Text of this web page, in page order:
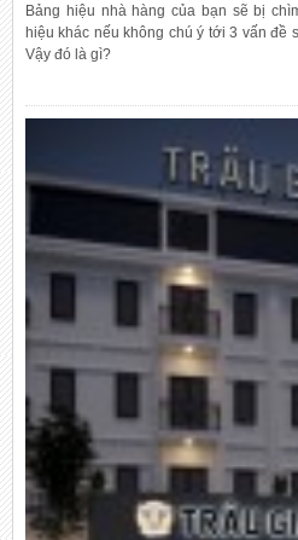
Bảng hiệu nhà hàng của bạn sẽ bị
hiệu khác nếu không chú ý tới 3 vấn đề
Vậy đó là gì?